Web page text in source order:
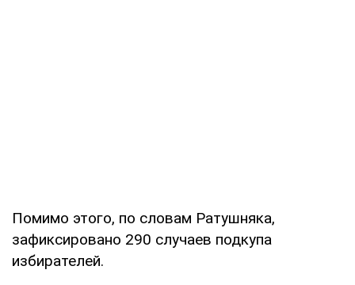
Помимо этого, по словам Ратушняка,
зафиксировано 290 случаев подкупа
избирателей.